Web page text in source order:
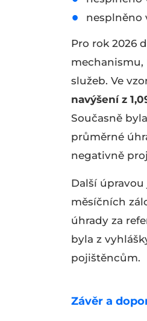
nesplněno
Pro rok 2026
služeb. Ve
navýšení z
Současně byla
průměrné
negativně
Další úpravou
měsíčních
úhrady za
byla z
pojištěncům.
Závěr a